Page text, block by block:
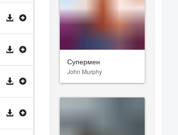
Супермен
John Murphy